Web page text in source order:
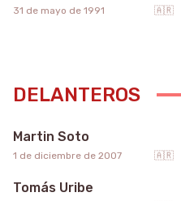
31 de mayo de 1991 🇦🇷
DELANTEROS51
Martin Soto
1 de diciembre de 2007 🇦🇷
49
Tomás Uribe